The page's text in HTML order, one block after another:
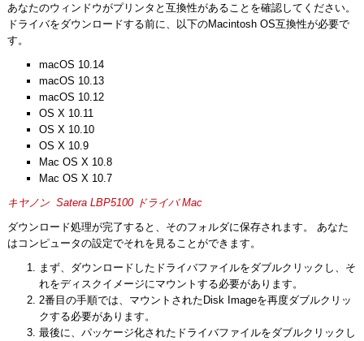
あなたのウィンドウがプリンタと互換性があることを確認してください。
ドライバをダウンロードする前に、以下のMacintosh OS互換性が必要で
す。
macOS 10.14
macOS 10.13
macOS 10.12
OS X 10.11
OS X 10.10
OS X 10.9
Mac OS X 10.8
Mac OS X 10.7
キヤノン Satera LBP5100 ドライバ Mac
ダウンロード処理が完了すると、そのフォルダに保存されます。 あなた
はコンピュータの設定でそれを見ることができます。
まず、ダウンロードしたドライバファイルをダブルクリックし、そ
れをディスクイメージにマウントする必要があります。
2番目の手順では、マウントされたDisk Imageを再度ダブルクリッ
クする必要があります。
最後に、パッケージ化されたドライバファイルをダブルクリックし